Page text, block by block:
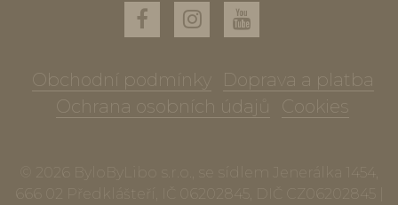
Obchodní podmínky
Doprava a platba
Ochrana osobních údajů
Cookies
© 2026 ByloByLibo s.r.o., se sídlem Jenerálka 1454,
666 02 Předklášteří, IČ 06202845, DIČ CZ06202845 |